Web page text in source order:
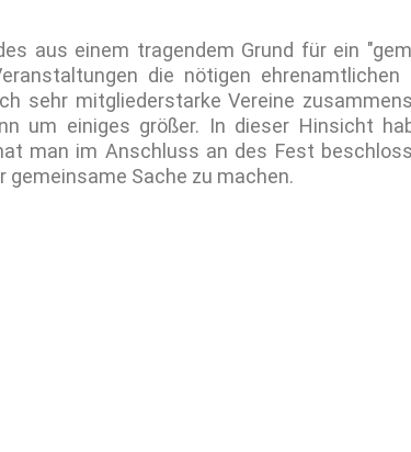
aus einem tragendem Grund für ein
die nötigen
sehr mitgliederstarke Vereine
um einiges größer. In dieser Hinsicht
man im Anschluss an des Fest
Sache zu machen.